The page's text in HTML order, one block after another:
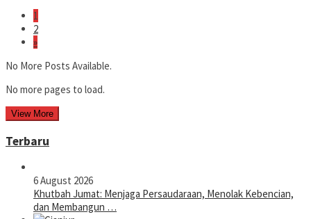
1
2
»
No More Posts Available.
No more pages to load.
View More
Terbaru
6 August 2026
Khutbah Jumat: Menjaga Persaudaraan, Menolak Kebencian,
dan Membangun …